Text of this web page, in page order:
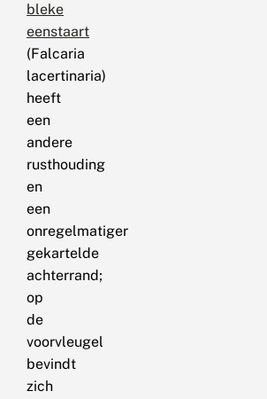
bleke
eenstaart
(Falcaria
lacertinaria)
heeft
een
andere
rusthouding
en
een
onregelmatiger
gekartelde
achterrand;
op
de
voorvleugel
bevindt
zich